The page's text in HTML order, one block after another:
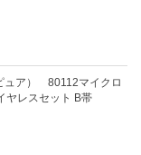
ュア） 80112マイクロ
ヤレスセット B帯